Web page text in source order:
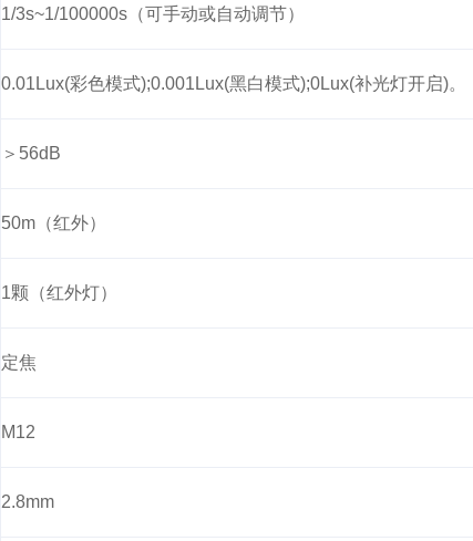
1/3s~1/100000s（可手动或自动调节）
0.01Lux(彩色模式);0.001Lux(黑白模式);0Lux(补光灯开启)。
＞56dB
50m（红外）
1颗（红外灯）
定焦
M12
2.8mm